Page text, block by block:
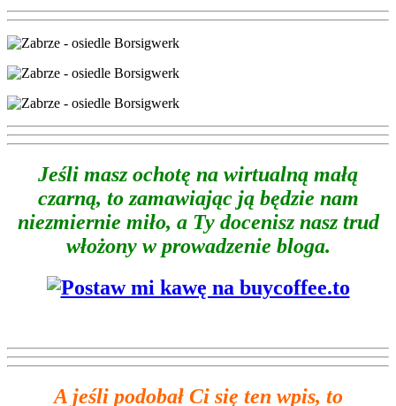
Jeśli masz ochotę na wirtualną małą
czarną, to zamawiając ją będzie nam
niezmiernie miło, a Ty docenisz nasz trud
włożony w prowadzenie bloga.
A jeśli podobał Ci się ten wpis, to